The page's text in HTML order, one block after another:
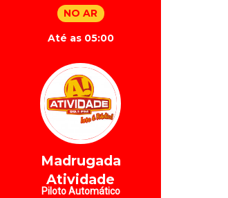
NO AR
Até as 05:00
Madrugada
Atividade
Piloto Automático